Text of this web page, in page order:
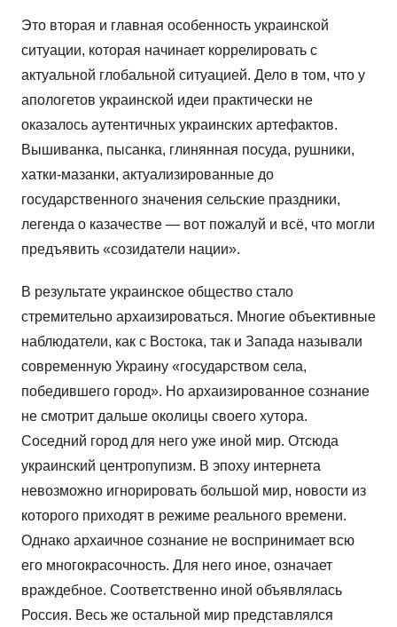
Это вторая и главная особенность украинской
ситуации, которая начинает коррелировать с
актуальной глобальной ситуацией. Дело в том, что у
апологетов украинской идеи практически не
оказалось аутентичных украинских артефактов.
Вышиванка, пысанка, глинянная посуда, рушники,
хатки-мазанки, актуализированные до
государственного значения сельские праздники,
легенда о казачестве — вот пожалуй и всё, что могли
предъявить «созидатели нации».
В результате украинское общество стало
стремительно архаизироваться. Многие объективные
наблюдатели, как с Востока, так и Запада называли
современную Украину «государством села,
победившего город». Но архаизированное сознание
не смотрит дальше околицы своего хутора.
Соседний город для него уже иной мир. Отсюда
украинский центропупизм. В эпоху интернета
невозможно игнорировать большой мир, новости из
которого приходят в режиме реального времени.
Однако архаичное сознание не воспринимает всю
его многокрасочность. Для него иное, означает
враждебное. Соответственно иной объявлялась
Россия. Весь же остальной мир представлялся